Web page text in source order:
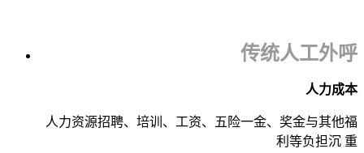
传统人工外呼
人力成本
人力资源招聘、培训、工资、五险一金、奖金与其他福
利等负担沉 重